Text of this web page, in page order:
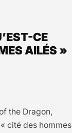
CE
AILÉS »
the Dragon,
cité des hommes